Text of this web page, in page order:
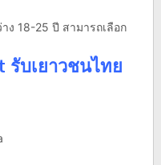
ง 18-25 ปี สามารถเลือก
รับเยาวชนไทย